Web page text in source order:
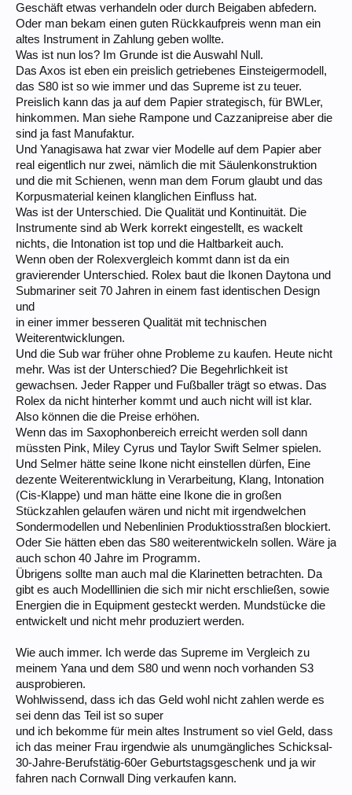
Geschäft etwas verhandeln oder durch Beigaben abfedern.
Oder man bekam einen guten Rückkaufpreis wenn man ein
altes Instrument in Zahlung geben wollte.
Was ist nun los? Im Grunde ist die Auswahl Null.
Das Axos ist eben ein preislich getriebenes Einsteigermodell,
das S80 ist so wie immer und das Supreme ist zu teuer.
Preislich kann das ja auf dem Papier strategisch, für BWLer,
hinkommen. Man siehe Rampone und Cazzanipreise aber die
sind ja fast Manufaktur.
Und Yanagisawa hat zwar vier Modelle auf dem Papier aber
real eigentlich nur zwei, nämlich die mit Säulenkonstruktion
und die mit Schienen, wenn man dem Forum glaubt und das
Korpusmaterial keinen klanglichen Einfluss hat.
Was ist der Unterschied. Die Qualität und Kontinuität. Die
Instrumente sind ab Werk korrekt eingestellt, es wackelt
nichts, die Intonation ist top und die Haltbarkeit auch.
Wenn oben der Rolexvergleich kommt dann ist da ein
gravierender Unterschied. Rolex baut die Ikonen Daytona und
Submariner seit 70 Jahren in einem fast identischen Design
und
in einer immer besseren Qualität mit technischen
Weiterentwicklungen.
Und die Sub war früher ohne Probleme zu kaufen. Heute nicht
mehr. Was ist der Unterschied? Die Begehrlichkeit ist
gewachsen. Jeder Rapper und Fußballer trägt so etwas. Das
Rolex da nicht hinterher kommt und auch nicht will ist klar.
Also können die die Preise erhöhen.
Wenn das im Saxophonbereich erreicht werden soll dann
müssten Pink, Miley Cyrus und Taylor Swift Selmer spielen.
Und Selmer hätte seine Ikone nicht einstellen dürfen, Eine
dezente Weiterentwicklung in Verarbeitung, Klang, Intonation
(Cis-Klappe) und man hätte eine Ikone die in großen
Stückzahlen gelaufen wären und nicht mit irgendwelchen
Sondermodellen und Nebenlinien Produktiosstraßen blockiert.
Oder Sie hätten eben das S80 weiterentwickeln sollen. Wäre ja
auch schon 40 Jahre im Programm.
Übrigens sollte man auch mal die Klarinetten betrachten. Da
gibt es auch Modelllinien die sich mir nicht erschließen, sowie
Energien die in Equipment gesteckt werden. Mundstücke die
entwickelt und nicht mehr produziert werden.
Wie auch immer. Ich werde das Supreme im Vergleich zu
meinem Yana und dem S80 und wenn noch vorhanden S3
ausprobieren.
Wohlwissend, dass ich das Geld wohl nicht zahlen werde es
sei denn das Teil ist so super
und ich bekomme für mein altes Instrument so viel Geld, dass
ich das meiner Frau irgendwie als unumgängliches Schicksal-
30-Jahre-Berufstätig-60er Geburtstagsgeschenk und ja wir
fahren nach Cornwall Ding verkaufen kann.